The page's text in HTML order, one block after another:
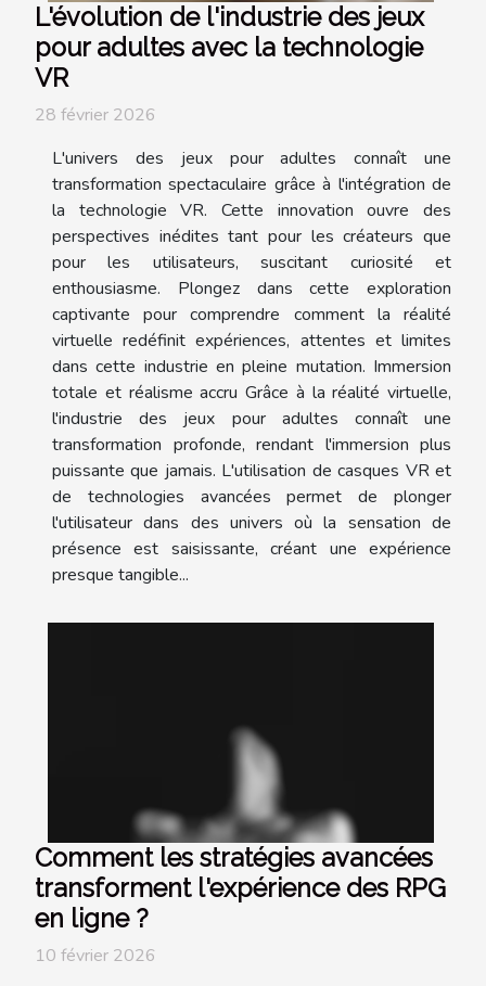
L'évolution de l'industrie des jeux
pour adultes avec la technologie
VR
28 février 2026
L'univers des jeux pour adultes connaît une
transformation spectaculaire grâce à l'intégration de
la technologie VR. Cette innovation ouvre des
perspectives inédites tant pour les créateurs que
pour les utilisateurs, suscitant curiosité et
enthousiasme. Plongez dans cette exploration
captivante pour comprendre comment la réalité
virtuelle redéfinit expériences, attentes et limites
dans cette industrie en pleine mutation. Immersion
totale et réalisme accru Grâce à la réalité virtuelle,
l'industrie des jeux pour adultes connaît une
transformation profonde, rendant l'immersion plus
puissante que jamais. L'utilisation de casques VR et
de technologies avancées permet de plonger
l'utilisateur dans des univers où la sensation de
présence est saisissante, créant une expérience
presque tangible...
Comment les stratégies avancées
transforment l'expérience des RPG
en ligne ?
10 février 2026